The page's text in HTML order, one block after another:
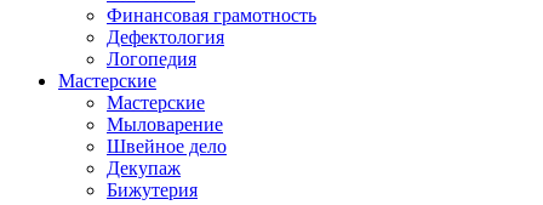
Финансовая грамотность
Дефектология
Логопедия
Мастерские
Мастерские
Мыловарение
Швейное дело
Декупаж
Бижутерия